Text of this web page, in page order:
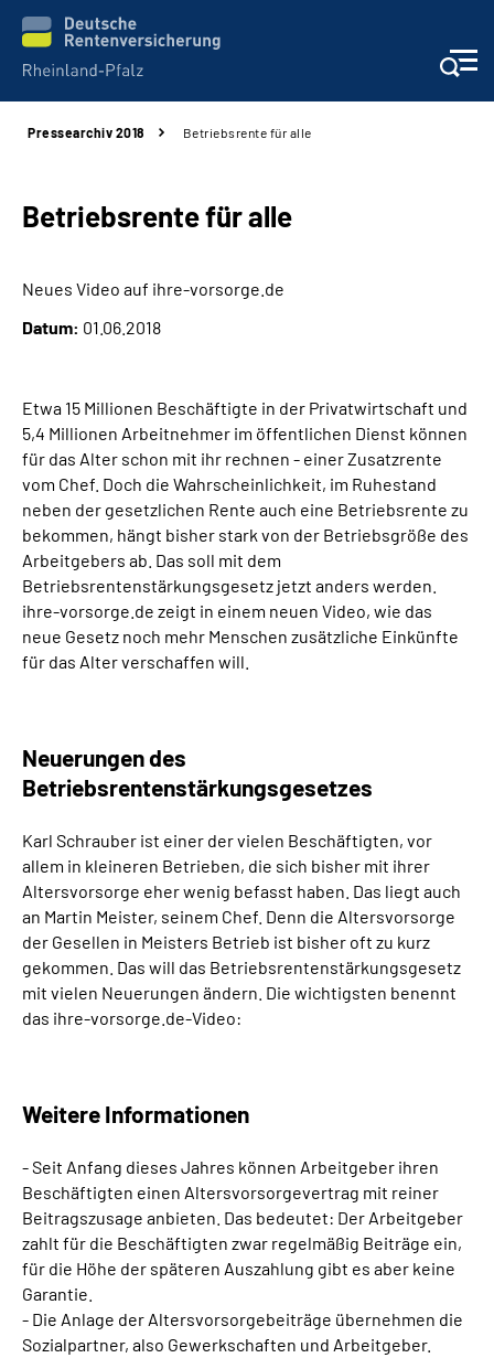
Beratung
Karriere
Über uns
Inhalte in Gebärdensprache (DGS)
Leichte Sprache
Suche
Pressearchiv 2018 Betriebsrente für alle
Betriebsrente für alle
Neues Video auf ihre-vorsorge.de
Datum: 01.06.2018
Etwa 15 Millionen Beschäftigte in der Privatwirtschaft und
5,4 Millionen Arbeitnehmer im öffentlichen Dienst können
für das Alter schon mit ihr rechnen - einer Zusatzrente
vom Chef. Doch die Wahrscheinlichkeit, im Ruhestand
neben der gesetzlichen Rente auch eine Betriebsrente zu
bekommen, hängt bisher stark von der Betriebsgröße des
Arbeitgebers ab. Das soll mit dem
Betriebsrentenstärkungsgesetz jetzt anders werden.
ihre-vorsorge.de zeigt in einem neuen Video, wie das
neue Gesetz noch mehr Menschen zusätzliche Einkünfte
für das Alter verschaffen will.
Neuerungen des
Betriebsrentenstärkungsgesetzes
Karl Schrauber ist einer der vielen Beschäftigten, vor
allem in kleineren Betrieben, die sich bisher mit ihrer
Altersvorsorge eher wenig befasst haben. Das liegt auch
an Martin Meister, seinem Chef. Denn die Altersvorsorge
der Gesellen in Meisters Betrieb ist bisher oft zu kurz
gekommen. Das will das Betriebsrentenstärkungsgesetz
mit vielen Neuerungen ändern. Die wichtigsten benennt
das ihre-vorsorge.de-Video:
Weitere Informationen
- Seit Anfang dieses Jahres können Arbeitgeber ihren
Beschäftigten einen Altersvorsorgevertrag mit reiner
Beitragszusage anbieten. Das bedeutet: Der Arbeitgeber
zahlt für die Beschäftigten zwar regelmäßig Beiträge ein,
für die Höhe der späteren Auszahlung gibt es aber keine
Garantie.
- Die Anlage der Altersvorsorgebeiträge übernehmen die
Sozialpartner, also Gewerkschaften und Arbeitgeber.